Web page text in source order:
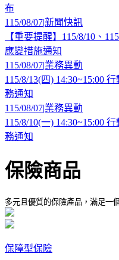
布
115/08/07|新聞快訊
【重要提醒】115/8/10、
應變措施通知
115/08/07|業務異動
115/8/13(四) 14:30~15:00
務通知
115/08/07|業務異動
115/8/10(一) 14:30~15:00
務通知
保險商品
多元且優質的保險產品，滿足一
保障型保險